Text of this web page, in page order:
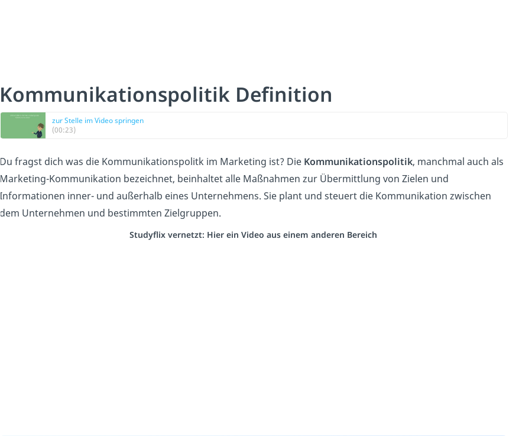
Kommunikationspolitik Definition
zur Stelle im Video springen
(00:23)
Du fragst dich was die Kommunikationspolitk im Marketing ist? Die Kommunikationspolitik, manchmal auch als
Marketing-Kommunikation bezeichnet, beinhaltet alle Maßnahmen zur Übermittlung von Zielen und
Informationen inner- und außerhalb eines Unternehmens. Sie plant und steuert die Kommunikation zwischen
dem Unternehmen und bestimmten Zielgruppen.
Studyflix vernetzt: Hier ein Video aus einem anderen Bereich